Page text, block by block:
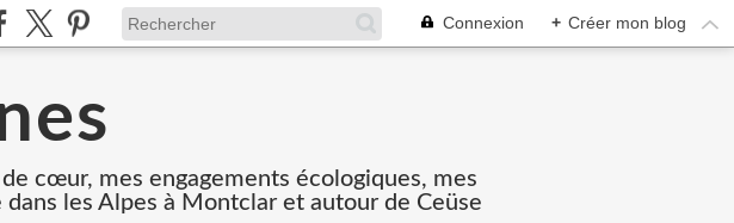
Connexion + Créer mon blog
cœur, mes engagements écologiques, mes
les Alpes à Montclar et autour de Ceüse